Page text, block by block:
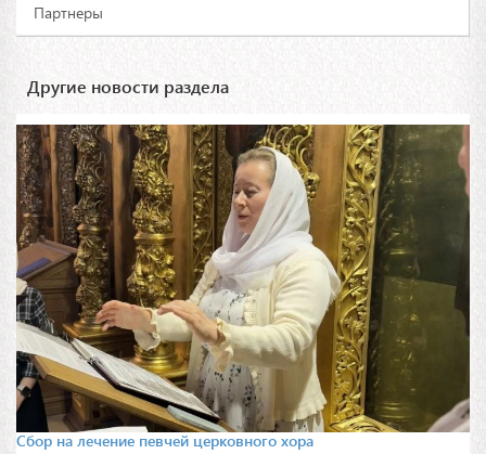
Партнеры
Другие новости раздела
Сбор на лечение певчей церковного хора